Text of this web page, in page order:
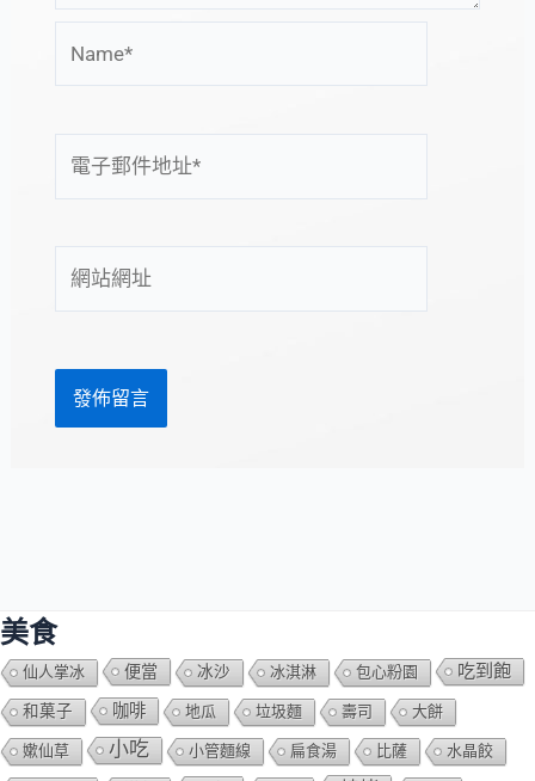
子
地
站
美食
仙人掌冰 便當 冰沙 冰淇淋 包心粉園 吃到飽
和菓子 咖啡 地瓜 垃圾麵 壽司 大餅
嫰仙草 小吃 小管麵線 扁食湯 比薩 水晶餃